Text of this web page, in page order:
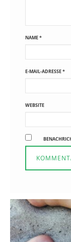
NAME*
E-MAIL-ADRESSE*
WEBSITE